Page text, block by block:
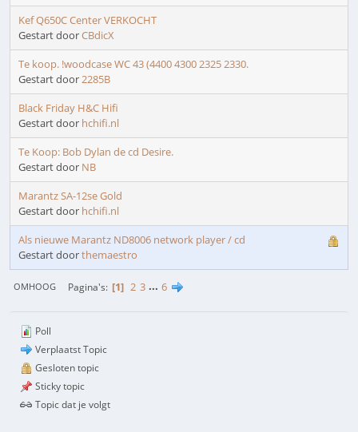
Kef Q650C Center VERKOCHT
Gestart doorCBdicX
Te koop. !woodcase WC 43 (4400 4300 2325 2330.
Gestart door2285B
Black Friday H&C Hifi
Gestart door hchifi.nl
Te Koop: Bob Dylan de cd Desire.
Gestart door NB
Marantz SA-12se Gold
Gestart door hchifi.nl
Als nieuwe Marantz ND8006 network player / cd
Gestart doorthemaestro
OMHOOG Pagina's 1 2 3 ... 6
Poll
Verplaatst Topic
Gesloten topic
Sticky topic
Topic dat je volgt